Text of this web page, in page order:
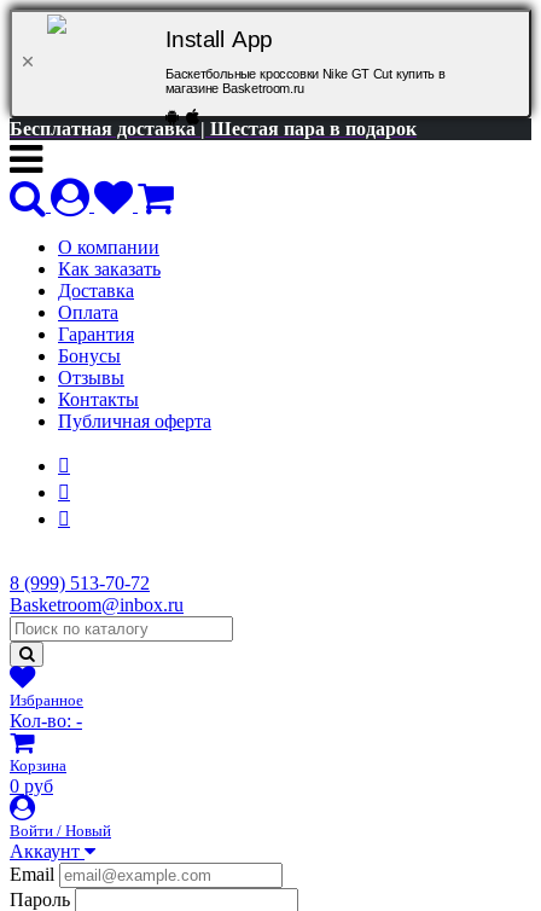
Install App
Баскетбольные кроссовки Nike GT Cut купить в
магазине Basketroom.ru
Бесплатная доставка | Шестая пара в подарок
О компании
Как заказать
Доставка
Оплата
Гарантия
Бонусы
Отзывы
Контакты
Публичная оферта
8 (999) 513-70-72
Basketroom@inbox.ru
Избранное
Кол-во: -
Корзина
0 руб
Войти / Новый
Аккаунт
Email
Пароль